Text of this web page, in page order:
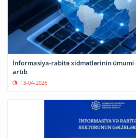
İnformasiya-rabitə xidmətlərinin ümumi
artıb
13-04-2026